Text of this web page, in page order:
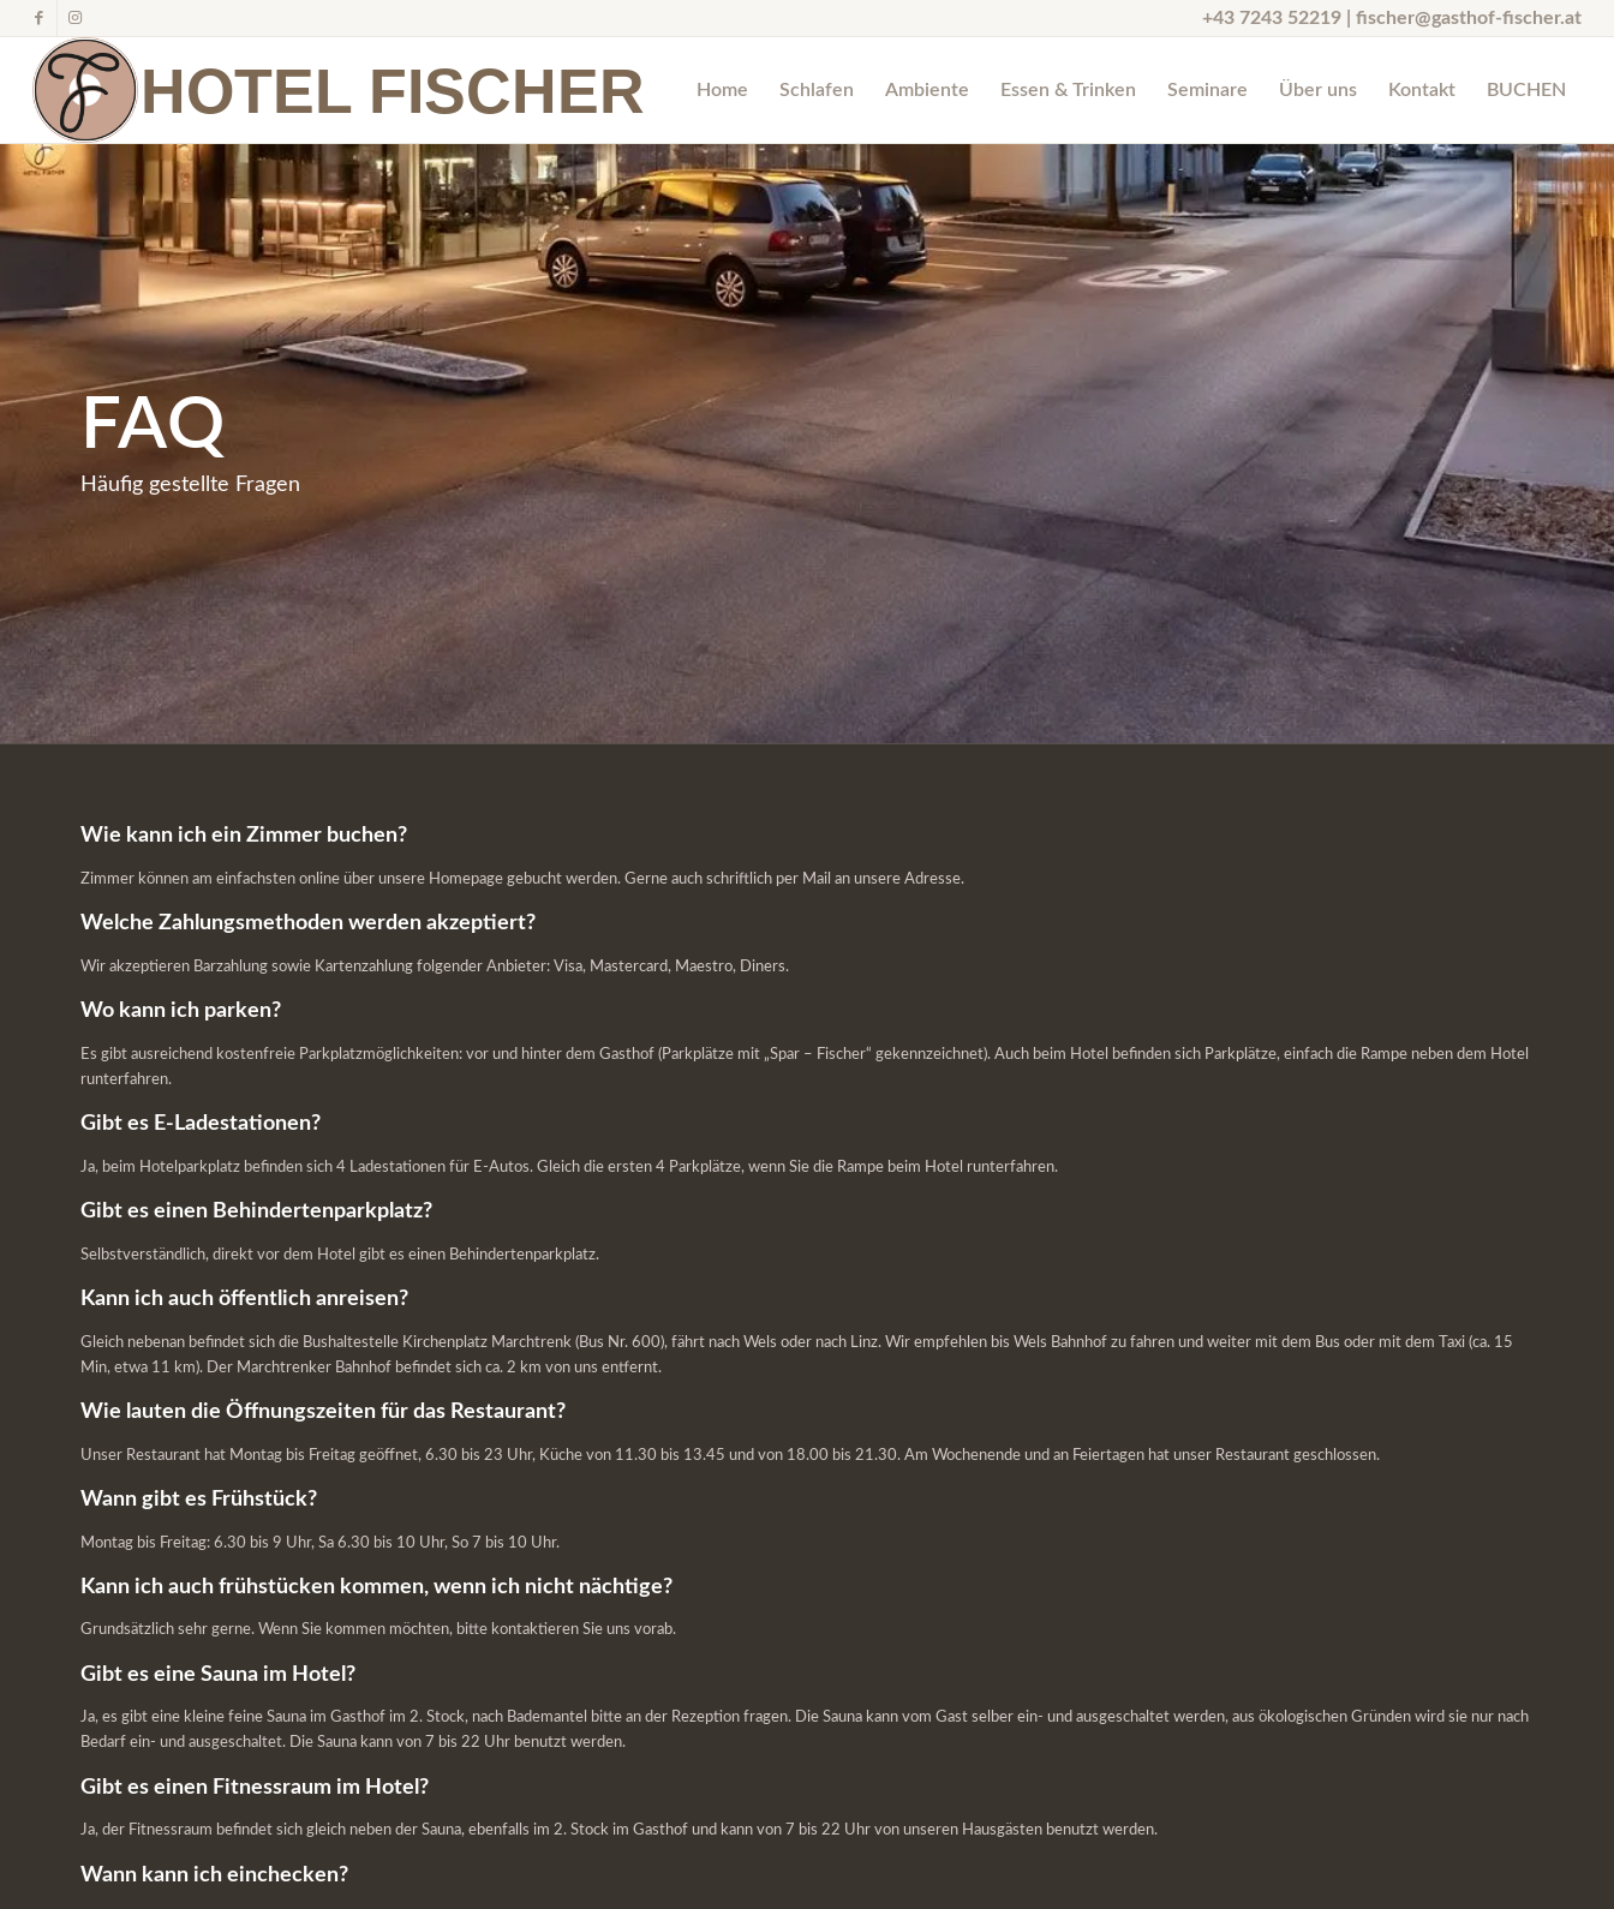
+43 7243 52219 |fischer@gasthof-fischer.at
Home Schlafen Ambiente Essen & Trinken Seminare Über uns Kontakt BUCHEN
HOTEL FISCHER
FAQ
Häufig gestellte Fragen
Wie kann ich ein Zimmer buchen?
Zimmer können am einfachsten online über unsere Homepage gebucht werden. Gerne auch schriftlich per Mail an unsere Adresse.
Welche Zahlungsmethoden werden akzeptiert?
Wir akzeptieren Barzahlung sowie Kartenzahlung folgender Anbieter: Visa, Mastercard, Maestro, Diners.
Wo kann ich parken?
Es gibt ausreichend kostenfreie Parkplatzmöglichkeiten: vor und hinter dem Gasthof (Parkplätze mit „Spar – Fischer“ gekennzeichnet). Auch beim Hotel befinden sich Parkplätze, einfach die Rampe neben dem Hotel
runterfahren.
Gibt es E-Ladestationen?
Ja, beim Hotelparkplatz befinden sich 4 Ladestationen für E-Autos. Gleich die ersten 4 Parkplätze, wenn Sie die Rampe beim Hotel runterfahren.
Gibt es einen Behindertenparkplatz?
Selbstverständlich, direkt vor dem Hotel gibt es einen Behindertenparkplatz.
Kann ich auch öffentlich anreisen?
Gleich nebenan befindet sich die Bushaltestelle Kirchenplatz Marchtrenk (Bus Nr. 600), fährt nach Wels oder nach Linz. Wir empfehlen bis Wels Bahnhof zu fahren und weiter mit dem Bus oder mit dem Taxi (ca. 15
Min, etwa 11 km). Der Marchtrenker Bahnhof befindet sich ca. 2 km von uns entfernt.
Wie lauten die Öffnungszeiten für das Restaurant?
Unser Restaurant hat Montag bis Freitag geöffnet, 6.30 bis 23 Uhr, Küche von 11.30 bis 13.45 und von 18.00 bis 21.30. Am Wochenende und an Feiertagen hat unser Restaurant geschlossen.
Wann gibt es Frühstück?
Montag bis Freitag: 6.30 bis 9 Uhr, Sa 6.30 bis 10 Uhr, So 7 bis 10 Uhr.
Kann ich auch frühstücken kommen, wenn ich nicht nächtige?
Grundsätzlich sehr gerne. Wenn Sie kommen möchten, bitte kontaktieren Sie uns vorab.
Gibt es eine Sauna im Hotel?
Ja, es gibt eine kleine feine Sauna im Gasthof im 2. Stock, nach Bademantel bitte an der Rezeption fragen. Die Sauna kann vom Gast selber ein- und ausgeschaltet werden, aus ökologischen Gründen wird sie nur nach
Bedarf ein- und ausgeschaltet. Die Sauna kann von 7 bis 22 Uhr benutzt werden.
Gibt es einen Fitnessraum im Hotel?
Ja, der Fitnessraum befindet sich gleich neben der Sauna, ebenfalls im 2. Stock im Gasthof und kann von 7 bis 22 Uhr von unseren Hausgästen benutzt werden.
Wann kann ich einchecken?